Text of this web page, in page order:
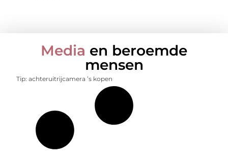
Media en beroemde
mensen
Tip: achteruitrijcamera ’s kopen